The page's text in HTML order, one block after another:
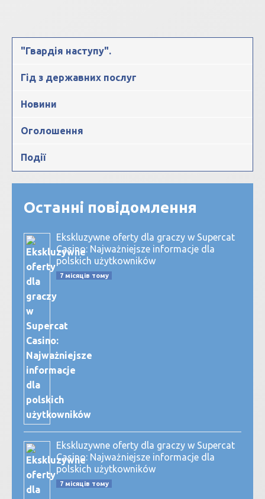
"Гвардія наступу".
Гід з державних послуг
Новини
Оголошення
Події
Останні повідомлення
Ekskluzywne oferty dla graczy w Supercat
Casino: Najważniejsze informacje dla
polskich użytkowników
7 місяців тому
Ekskluzywne oferty dla graczy w Supercat
Casino: Najważniejsze informacje dla
polskich użytkowników
7 місяців тому